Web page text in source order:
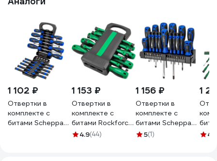
1 102 ₽
Отвертки в
комплекте с
битами Scheppach
1 153 ₽
Отвертки в
комплекте с
битами Rockforce
набор 44
4.9(44)
1 156 ₽
Отвертки в
комплекте с
битами Scheppach
набор 37
5(1)
1
4.9